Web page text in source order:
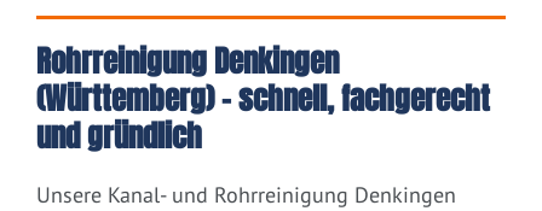
Rohrreinigung Denkingen
(Württemberg) – schnell, fachgerecht
und gründlich
Unsere Kanal- und Rohrreinigung Denkingen